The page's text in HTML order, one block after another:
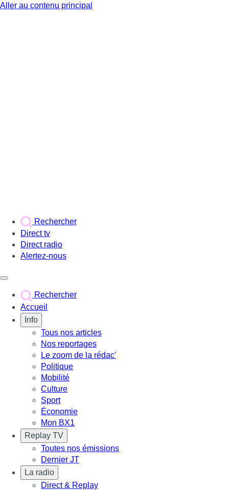
Aller au contenu principal
Rechercher
Direct tv
Direct radio
Alertez-nous
Rechercher
Accueil
Info
Tous nos articles
Nos reportages
Le zoom de la rédac'
Politique
Mobilité
Culture
Sport
Économie
Mon BX1
Replay TV
Toutes nos émissions
Dernier JT
La radio
Direct & Replay